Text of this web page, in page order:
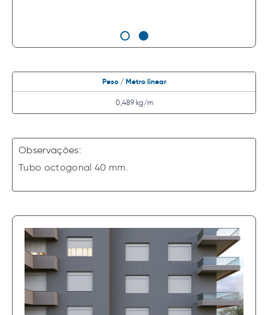
Peso / Metro linear
0,489 kg/m
Observações:
Tubo octogonal 40 mm.